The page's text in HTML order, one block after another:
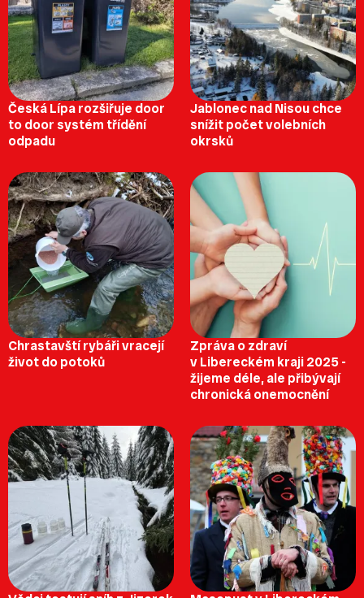
Česká Lípa rozšiřuje door
to door systém třídění
odpadu
Jablonec nad Nisou chce
snížit počet volebních
okrsků
Chrastavští rybáři vracejí
život do potoků
Zpráva o zdraví
v Libereckém kraji 2025 -
žijeme déle, ale přibývají
chronická onemocnění